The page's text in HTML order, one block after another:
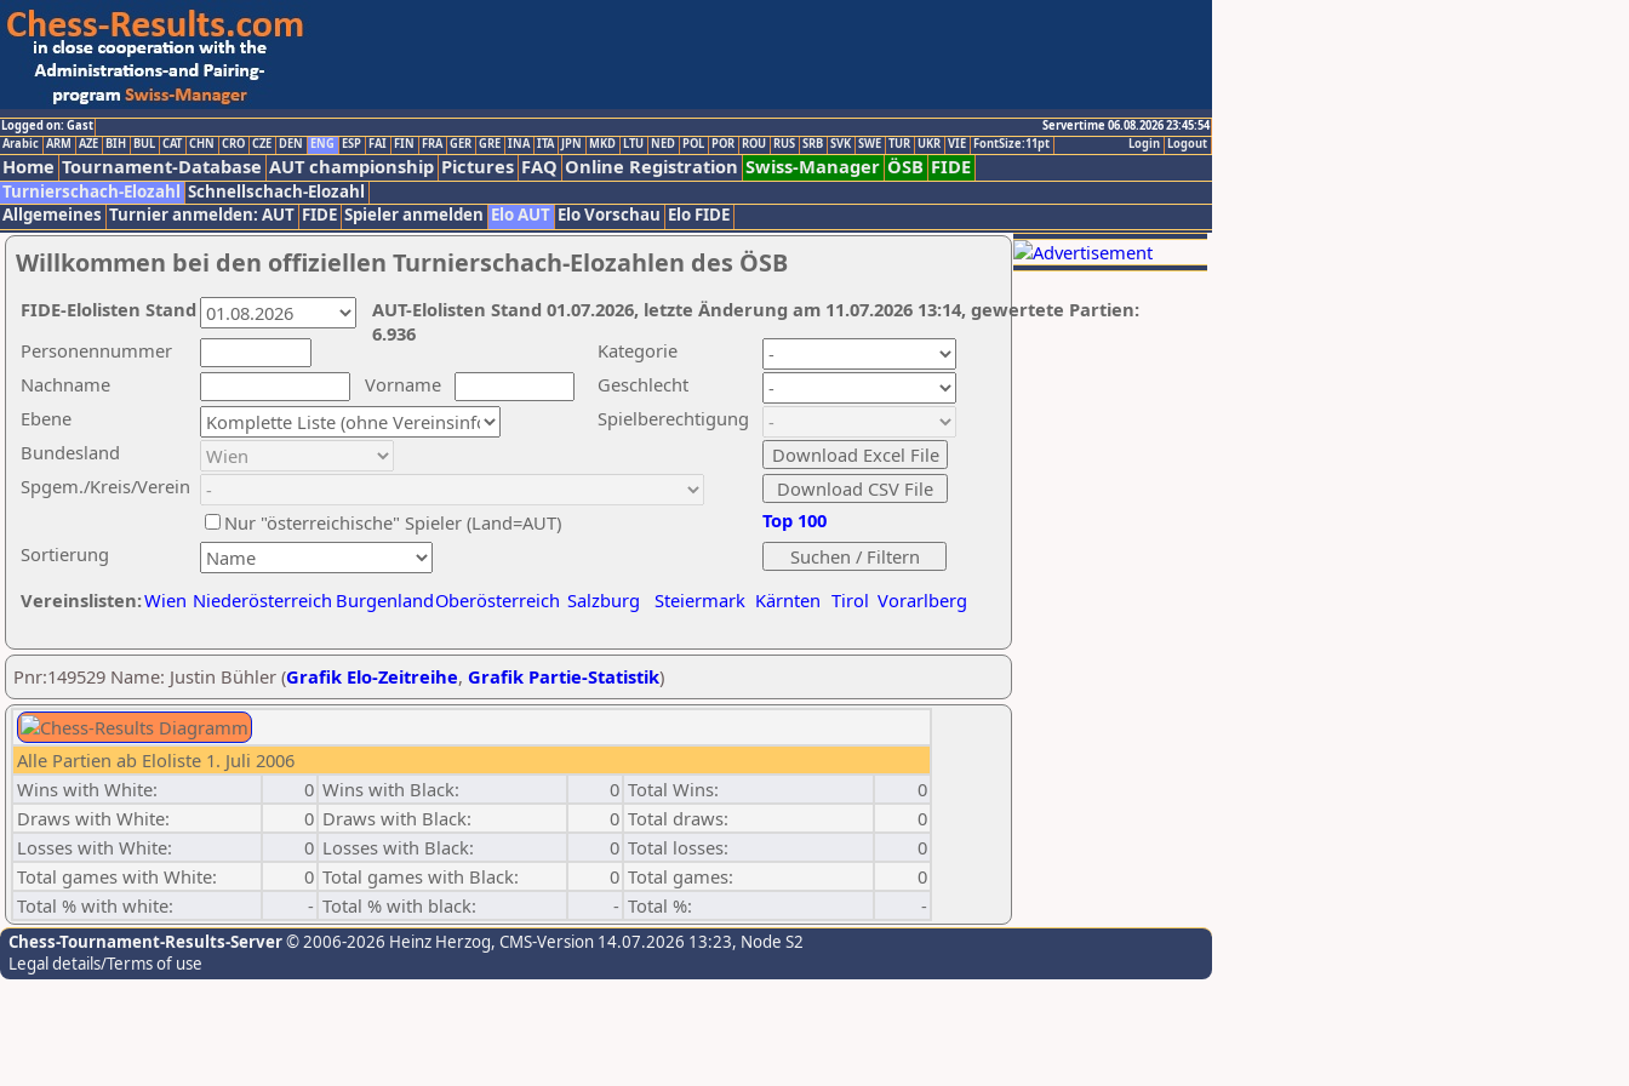
Logged on: Gast
Servertime 06.08.2026 23:45:54
Logout
Login
Arabic ARM AZE BIH BUL CAT CHN CRO CZE DEN ENG ESP FAI FIN FRA GER GRE INA ITA JPN MKD LTU NED POL POR ROU RUS SRB SVK SWE TUR UKR VIE FontSize:11pt
Home Tournament-Database AUT championship Pictures FAQ Online Registration Swiss-Manager ÖSB FIDE
Turnierschach-Elozahl Schnellschach-Elozahl
Allgemeines Turnier anmelden: AUT FIDE Spieler anmelden Elo AUT Elo Vorschau Elo FIDE
Willkommen bei den offiziellen Turnierschach-Elozahlen des ÖSB
Nachname
Vorname
Ebene
Kategorie
Sortierung
Personennummer
Bundesland
Spgem./Kreis/Verein
Geschlecht
Nur "österreichische" Spieler (Land=AUT)
Spielberechtigung
Vereinslisten:Wien Niederösterreich BurgenlandOberösterreich Salzburg Steiermark Kärnten Tirol Vorarlberg
Top 100
AUT-Elolisten Stand 01.07.2026, letzte Änderung am 11.07.2026 13:14, gewertete Partien:
6.936
FIDE-Elolisten Stand
Pnr:149529 Name: Justin Bühler (Grafik Elo-Zeitreihe, Grafik Partie-Statistik)
Alle Partien ab Eloliste 1. Juli 2006
Wins with White:
0 Wins with Black: 0 Total Wins:
0
Draws with White:
0 Draws with Black: 0 Total draws:
0
Losses with White:
0 Losses with Black: 0 Total losses:
0
Total games with White:
0 Total games with Black: 0 Total games:
0
Total % with white:
- Total % with black: - Total %: -
Chess-Tournament-Results-Server© 2006-2026 Heinz Herzog, CMS-Version 14.07.2026 13:23, Node S2
Legal details/Terms of use